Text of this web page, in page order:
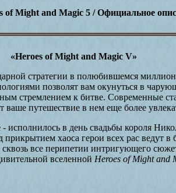
of Might and Magic 5 / Официальное
«Heroes of Might and Magic V»
стратегии в полюбившемся
позволят вам окунуться в
стремлением к битве. Современные
путешествие в нем еще более
исполнилось в день свадьбы короля
прикрытием хаоса герои всех рас ведут
все перипетии интригующего
вселенной Heroes of Might and